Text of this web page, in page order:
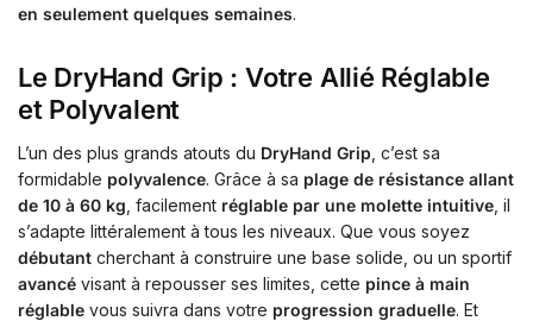
en seulement quelques semaines.
Le DryHand Grip : Votre Allié Réglable
et Polyvalent
L’un des plus grands atouts du DryHand Grip , c’est sa
formidable polyvalence. Grâce à sa plage de résistance allant
de 10 à 60 kg , facilement réglable par une molette intuitive , il
s’adapte littéralement à tous les niveaux. Que vous soyez
débutant cherchant à construire une base solide, ou un sportif
avancé visant à repousser ses limites, cette pince à main
réglable vous suivra dans votre progression graduelle. Et